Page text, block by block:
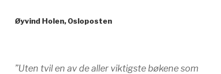
Øyvind Holen, Osloposten
”Uten tvil en av de aller viktigste bøkene som